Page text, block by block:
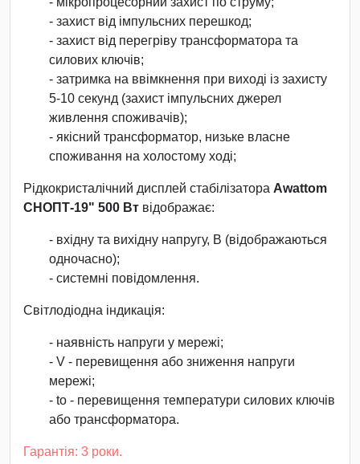
- захист від імпульсних перешкод;
- захист від перегріву трансформатора та
силових ключів;
- затримка на ввімкнення при виході із захисту
5-10 секунд (захист імпульсних джерел
живлення споживачів);
- якісний трансформатор, низьке власне
споживання на холостому ході;
Рідкокристалічний дисплей стабілізатора Awattom
СНОПТ-19" 500 Вт відображає:
- вхідну та вихідну напругу, В (відображаються
одночасно);
- системні повідомлення.
Світлодіодна індикація:
- наявність напруги у мережі;
- V - перевищення або зниження напруги
мережі;
- tо - перевищення температури силових ключів
або трансформатора.
Гарантія: 3 роки.